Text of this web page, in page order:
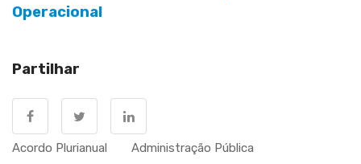
Operacional
Partilhar
Acordo Plurianual
Administração Pública